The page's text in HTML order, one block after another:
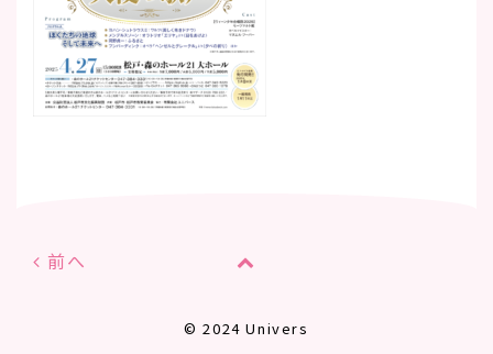
前へ
© 2024 Univers